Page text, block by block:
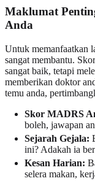
Maklumat
Anda
Untuk memanfaatkan
sangat membantu.
sangat baik, tetapi
memberikan doktor
temu anda,
Skor MADRS
boleh, jawapan
Sejarah Gejala:
ini? Adakah ia
Kesan Harian:
selera makan,